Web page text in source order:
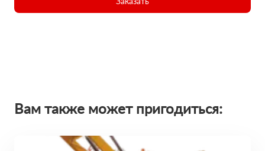
Вам также может пригодиться: